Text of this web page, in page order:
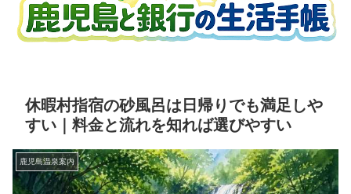
休暇村指宿の砂風呂は日帰りでも満足しや
すい｜料金と流れを知れば選びやすい
鹿児島温泉案内